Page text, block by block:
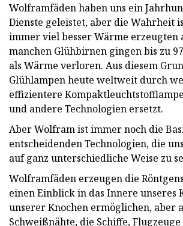
Wolframfäden haben uns ein
Dienste geleistet, aber die Wahrheit
immer viel besser Wärme erzeugten
manchen Glühbirnen gingen bis zu
als Wärme verloren. Aus diesem
Glühlampen heute weltweit durch
effizientere
und andere Technologien ersetzt.
Aber Wolfram ist immer noch die
entscheidenden Technologien, die
auf ganz unterschiedliche Weise zu
Wolframfäden erzeugen die
einen Einblick in das Innere unseres
unserer Knochen ermöglichen, aber
Schweißnähte, die Schiffe,